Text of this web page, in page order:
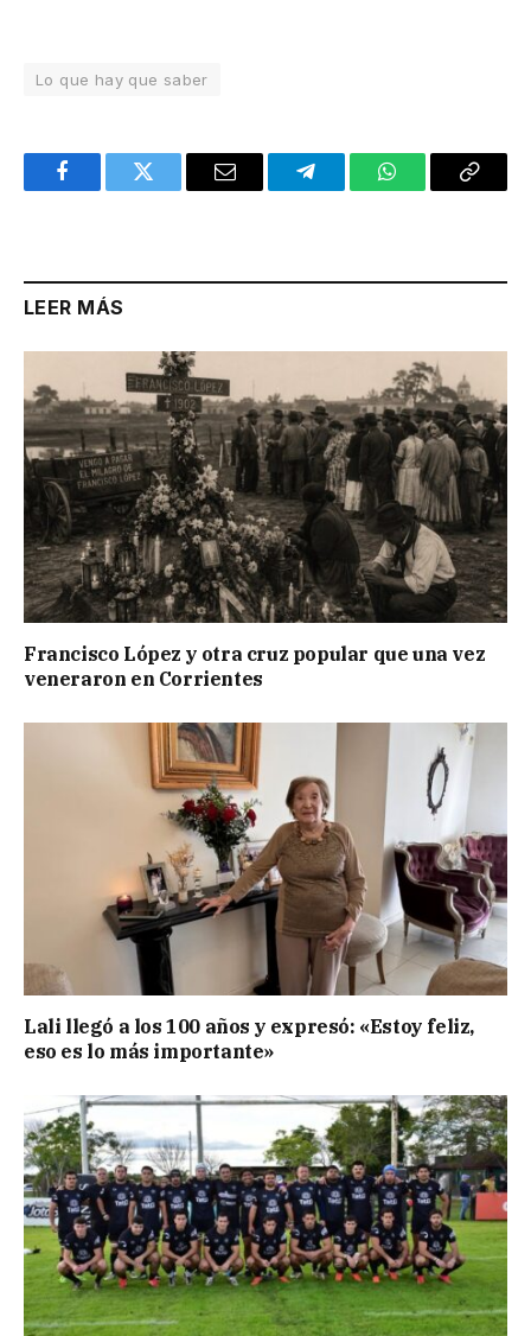
Lo que hay que saber
FacebookTwitter Email TelegramWhatsAppCopy
LEER MÁS
Francisco López y otra cruz popular que una vez
veneraron en Corrientes
Lali llegó a los 100 años y expresó: «Estoy feliz,
eso es lo más importante»